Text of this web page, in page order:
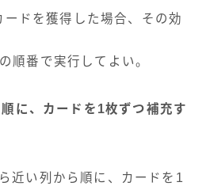
ドを獲得した場合、その効
順番で実行してよい。
に、カードを1枚ずつ補充す
近い列から順に、カードを1